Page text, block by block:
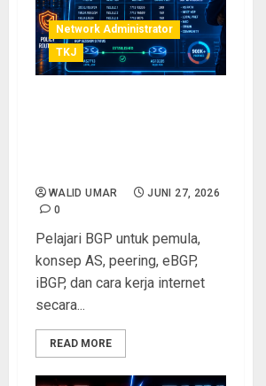
Network Administrator
TKJ
WALID UMAR
JUNI 27, 2026
0
Pelajari BGP untuk pemula,
konsep AS, peering, eBGP,
iBGP, dan cara kerja internet
secara...
READ MORE